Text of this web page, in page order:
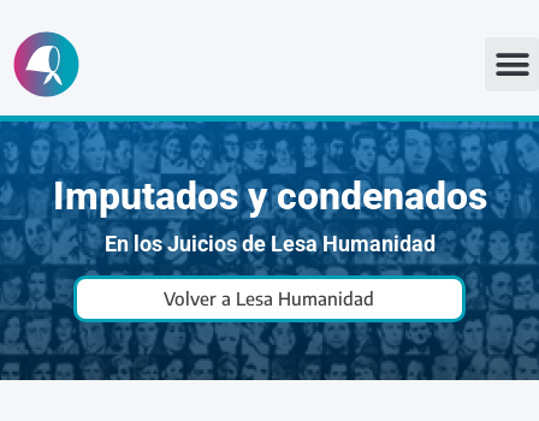
Ir
al
contenido
Imputados y condenados
En los Juicios de Lesa Humanidad
Volver a Lesa Humanidad